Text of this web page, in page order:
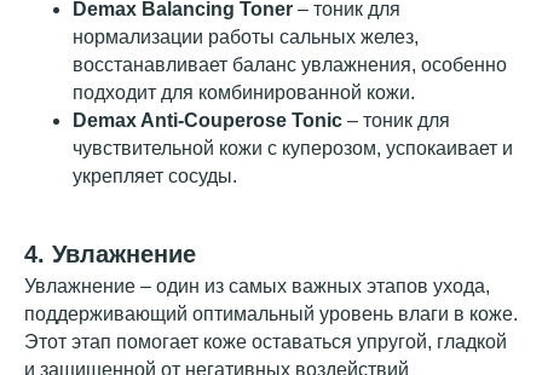
Demax Balancing Toner – тоник для
нормализации работы сальных желез,
восстанавливает баланс увлажнения, особенно
подходит для комбинированной кожи.
Demax Anti-Couperose Tonic – тоник для
чувствительной кожи с куперозом, успокаивает и
укрепляет сосуды.
4. Увлажнение
Увлажнение – один из самых важных этапов ухода,
поддерживающий оптимальный уровень влаги в коже.
Этот этап помогает коже оставаться упругой, гладкой
и защищенной от негативных воздействий
отдел